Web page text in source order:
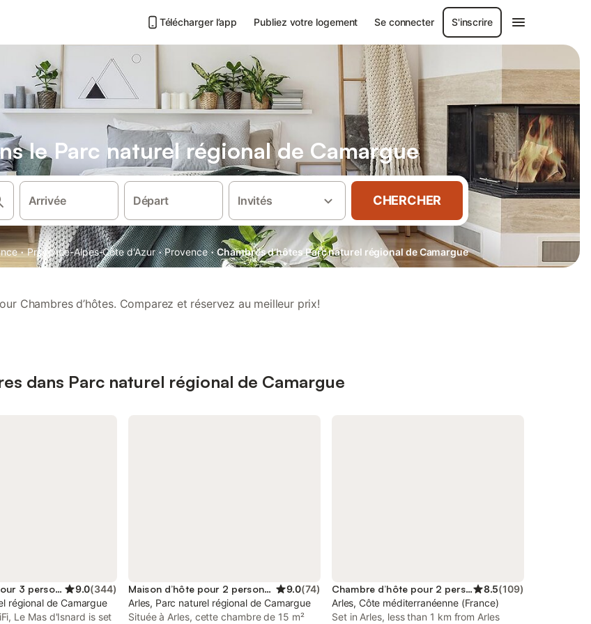
Télécharger l’app Publiez votre logement Se connecter S'inscrire
le Parc naturel régional de Camargue
Arrivée Départ Invités CHERCHER
· Provence-Alpes-Côte d'Azur · Provence · Chambres d’hôtes Parc naturel régional de Camargue
Chambres d’hôtes. Comparez et réservez au meilleur prix!
dans Parc naturel régional de Camargue
Maison d’hôte pour 3 personnes 9.0(344)
régional de Camargue
Le Mas d'Isnard is set
Maison d’hôte pour 2 personnes 9.0(74)
Arles, Parc naturel régional de Camargue
Située à Arles, cette chambre de 15 m²
Chambre d’hôte pour 2 personnes 8.5(109)
Arles, Côte méditerranéenne (France)
Set in Arles, less than 1 km from Arles